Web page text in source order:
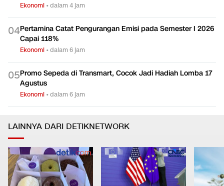
Ekonomi •dalam 4 jam
04Pertamina Catat Pengurangan Emisi pada Semester I 2026
Capai 118%
Ekonomi •dalam 6 jam
05Promo Sepeda di Transmart, Cocok Jadi Hadiah Lomba 17
Agustus
Ekonomi •dalam 6 jam
LAINNYA DARI DETIKNETWORK